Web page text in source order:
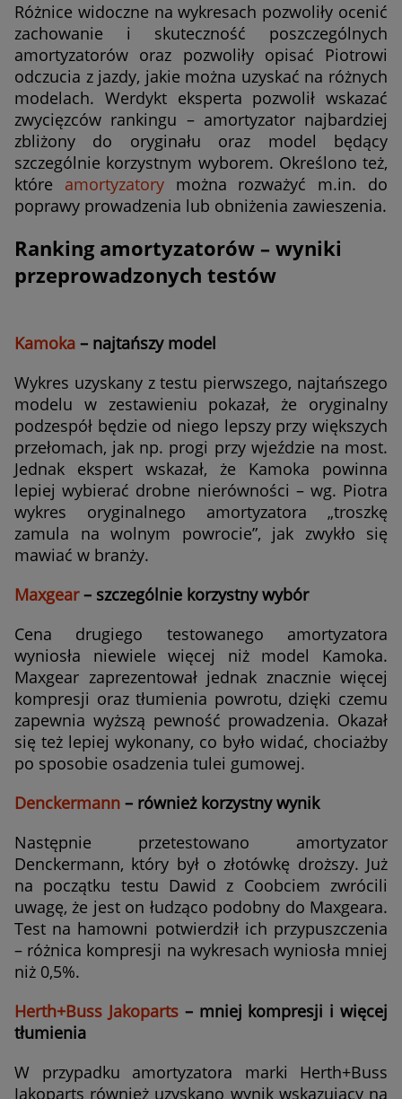
Różnice widoczne na wykresach pozwoliły ocenić
zachowanie i skuteczność poszczególnych
amortyzatorów oraz pozwoliły opisać Piotrowi
odczucia z jazdy, jakie można uzyskać na różnych
modelach. Werdykt eksperta pozwolił wskazać
zwycięzców rankingu – amortyzator najbardziej
zbliżony do oryginału oraz model będący
szczególnie korzystnym wyborem. Określono też,
które amortyzatorymożna rozważyć m.in. do
poprawy prowadzenia lub obniżenia zawieszenia.
Ranking amortyzatorów – wyniki
przeprowadzonych testów
Kamoka – najtańszy model
Wykres uzyskany z testu pierwszego, najtańszego
modelu w zestawieniu pokazał, że oryginalny
podzespół będzie od niego lepszy przy większych
przełomach, jak np. progi przy wjeździe na most.
Jednak ekspert wskazał, że Kamoka powinna
lepiej wybierać drobne nierówności – wg. Piotra
wykres oryginalnego amortyzatora „troszkę
zamula na wolnym powrocie”, jak zwykło się
mawiać w branży.
Maxgear– szczególnie korzystny wybór
Cena drugiego testowanego amortyzatora
wyniosła niewiele więcej niż model Kamoka.
Maxgear zaprezentował jednak znacznie więcej
kompresji oraz tłumienia powrotu, dzięki czemu
zapewnia wyższą pewność prowadzenia. Okazał
się też lepiej wykonany, co było widać, chociażby
po sposobie osadzenia tulei gumowej.
Denckermann – również korzystny wynik
Następnie przetestowano amortyzator
Denckermann, który był o złotówkę droższy. Już
na początku testu Dawid z Coobciem zwrócili
uwagę, że jest on łudząco podobny do Maxgeara.
Test na hamowni potwierdził ich przypuszczenia
– różnica kompresji na wykresach wyniosła mniej
niż 0,5%.
Herth+Buss Jakoparts– mniej kompresji i więcej
tłumienia
W przypadku amortyzatora marki Herth+Buss
Jakoparts również uzyskano wynik wskazujący na